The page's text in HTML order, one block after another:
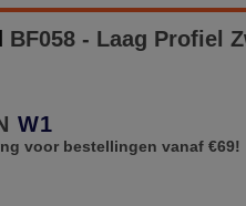
BF058 - Laag Profiel
W1
voor bestellingen vanaf €69!